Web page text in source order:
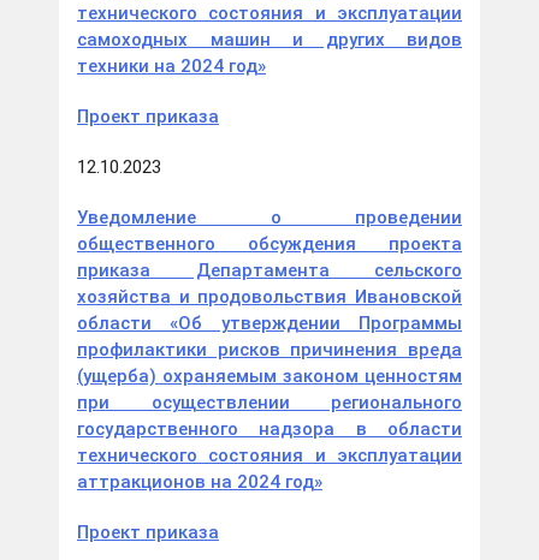
технического состояния и эксплуатации
самоходных машин и других видов
техники на 2024 год»
Проект приказа
12.10.2023
Уведомление о проведении
общественного обсуждения проекта
приказа Департамента сельского
хозяйства и продовольствия Ивановской
области «Об утверждении Программы
профилактики рисков причинения вреда
(ущерба) охраняемым законом ценностям
при осуществлении регионального
государственного надзора в области
технического состояния и эксплуатации
аттракционов на 2024 год»
Проект приказа